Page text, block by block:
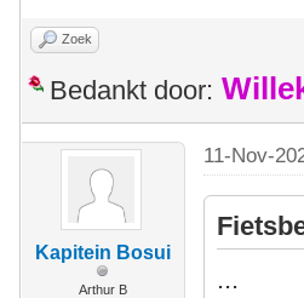
Zoek
Bedankt door:
Kapitein Bosui
Arthur B
11-Nov-
...